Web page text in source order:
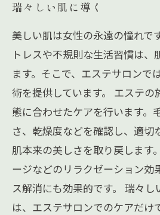
瑞々しい肌に導く
美しい肌は女性の永遠の憧れで
トレスや不規則な生活習慣は、
ます。そこで、エステサロンで
術を提供しています。 エステの
態に合わせたケアを行います。
さ、乾燥度などを確認し、適切
肌本来の美しさを取り戻します
ージなどのリラクゼーション効
ス解消にも効果的です。 瑞々し
は、エステサロンでのケアだけ